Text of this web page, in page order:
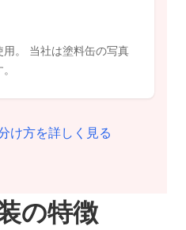
。 当社は塗料缶の写真
け方を詳しく見る
の特徴